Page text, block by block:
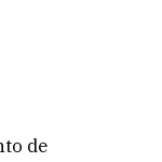
de